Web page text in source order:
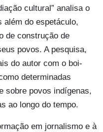
cultural” analisa o
além do espetáculo,
de construção de
povos. A pesquisa,
do autor com o boi-
determinadas
sobre povos indígenas,
ao longo do tempo.
em jornalismo e à